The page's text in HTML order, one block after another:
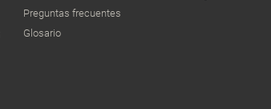
Preguntas frecuentes
Glosario